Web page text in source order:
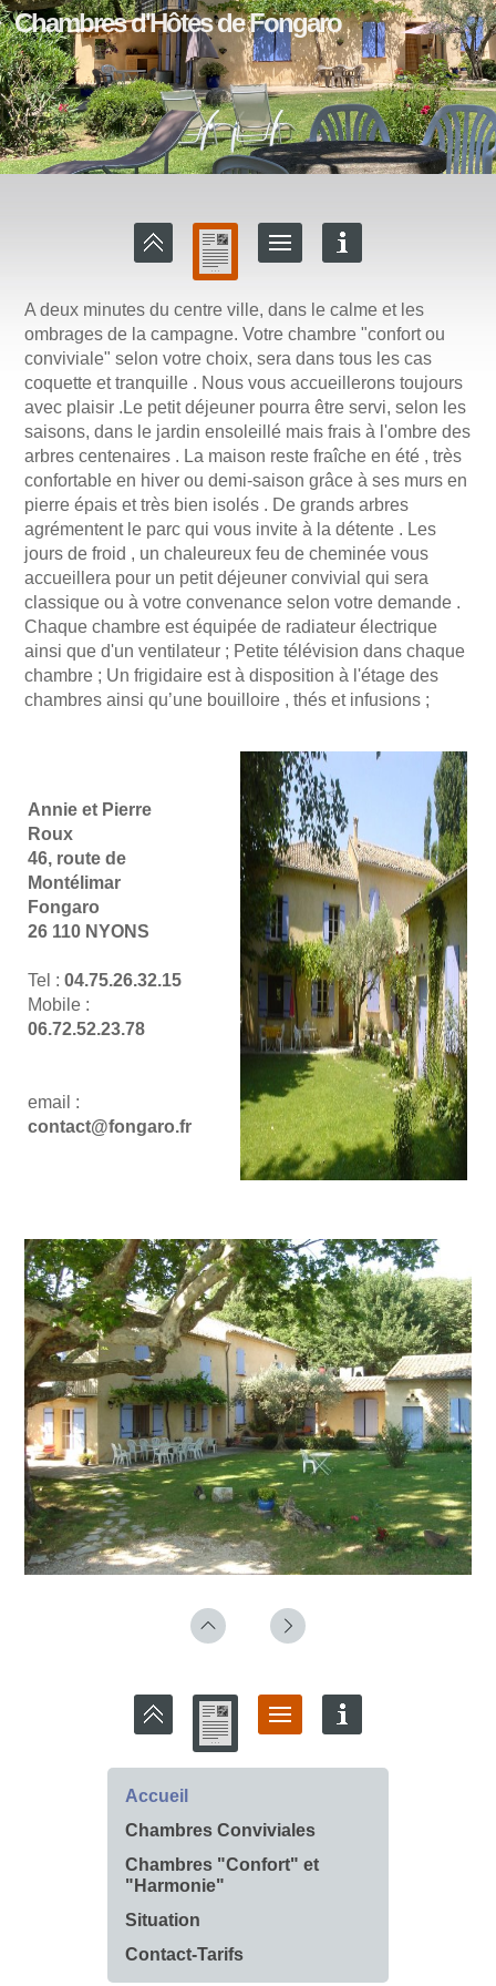
Chambres d'Hôtes de Fongaro
A deux minutes du centre ville, dans le calme et les
ombrages de la campagne. Votre chambre "confort ou
conviviale" selon votre choix, sera dans tous les cas
coquette et tranquille . Nous vous accueillerons toujours
avec plaisir .Le petit déjeuner pourra être servi, selon les
saisons, dans le jardin ensoleillé mais frais à l'ombre des
arbres centenaires . La maison reste fraîche en été , très
confortable en hiver ou demi-saison grâce à ses murs en
pierre épais et très bien isolés . De grands arbres
agrémentent le parc qui vous invite à la détente . Les
jours de froid , un chaleureux feu de cheminée vous
accueillera pour un petit déjeuner convivial qui sera
classique ou à votre convenance selon votre demande .
Chaque chambre est équipée de radiateur électrique
ainsi que d'un ventilateur ; Petite télévision dans chaque
chambre ; Un frigidaire est à disposition à l'étage des
chambres ainsi qu’une bouilloire , thés et infusions ;
Annie et Pierre
Roux
46, route de
Montélimar
Fongaro
26 110 NYONS
Tel :04.75.26.32.15
Mobile :
06.72.52.23.78
email :
contact@fongaro.fr
Accueil
Chambres Conviviales
Chambres "Confort" et
"Harmonie"
Situation
Contact-Tarifs